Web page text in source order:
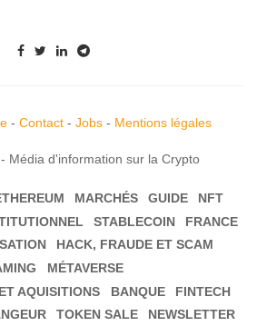
- Contact- Jobs- Mentions légales
Média d'information sur la Crypto
MARCHÉS GUIDE
NFT
STABLECOIN
FRANCE
HACK, FRAUDE ET SCAM
MÉTAVERSE
AQUISITIONS
BANQUE
FINTECH
TOKEN SALE NEWSLETTER